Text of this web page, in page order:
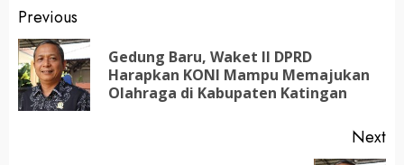
Post
navigation
Previous
Gedung Baru, Waket II DPRD
Harapkan KONI Mampu Memajukan
Olahraga di Kabupaten Katingan
Next